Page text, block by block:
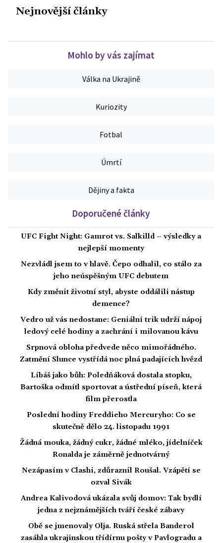
Nejnovější články
Mohlo by vás zajímat
Válka na Ukrajině
Kuriozity
Fotbal
Úmrtí
Dějiny a fakta
Doporučené články
UFC Fight Night: Gamrot vs. Salkilld – výsledky a
nejlepší momenty
Nezvládl jsem to v hlavě. Čepo odhalil, co stálo za
jeho neúspěšným UFC debutem
Kdy změnit životní styl, abyste oddálili nástup
demence?
Vedro už vás nedostane: Geniální trik udrží nápoj
ledový celé hodiny a zachrání i milovanou kávu
Srpnová obloha předvede něco mimořádného.
Zatmění Slunce vystřídá noc plná padajících hvězd
Líbáš jako bůh: Poledňáková dostala stopku,
Bartoška odmítl sportovat a ústřední píseň, která
film přerostla
Poslední hodiny Freddieho Mercuryho: Co se
skutečně dělo 24. listopadu 1991
Žádná mouka, žádný cukr, žádné mléko, jídelníček
Ronalda je záměrně jednotvárný
Nezápasím v Clashi, zdůraznil Roušal. Vzápětí se
ozval Sivák
Andrea Kalivodová ukázala svůj domov: Tak bydlí
jedna z nejznámějších tváří české zábavy
Obě se jmenovaly Olja. Ruská střela Banderol
zasáhla ukrajinskou třídírnu pošty v Pavlogradu a